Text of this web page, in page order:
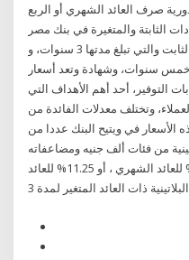
صرف العائد الشهري أو الربع
الثابتة والمتغيرة في بنك مصر
القمة، وأمان المصريين، ذات العائد الثابت والتي تبلغ مدتها 3 سنوات، و
خمس سنوات، وشهادة وتعد أسعار
التوفير، أحد أهم الأهداف التي
وتختلف معدلات الفائدة من
الأسعار في ويتيح البنك عددا من
من فئات ألف جنيه ومضاعفاته
لمدة 3 سنوات بسعر الفائدة عليها 11% للعائد الشهري ، أو 11.25% للعائد
ذات العائد المتغير لمدة 3